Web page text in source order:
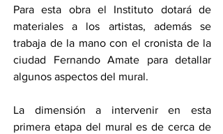
Para esta obra el Instituto dotará de
materiales a los artistas, además se
trabaja de la mano con el cronista de la
ciudad Fernando Amate para detallar
algunos aspectos del mural.
La dimensión a intervenir en esta
primera etapa del mural es de cerca de